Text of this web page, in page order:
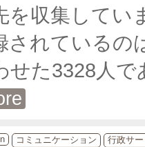
を収集してい
されているの
せた3328人
コミュニケーション 行政サ